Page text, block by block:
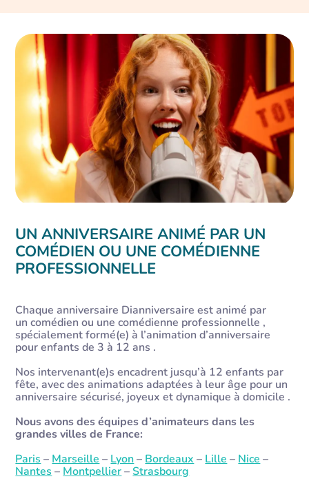
UN ANNIVERSAIRE ANIMÉ PAR UN
COMÉDIEN OU UNE COMÉDIENNE
PROFESSIONNELLE
Chaque anniversaire Dianniversaire est animé par
un comédien ou une comédienne professionnelle ,
spécialement formé(e) à l’animation d’anniversaire
pour enfants de 3 à 12 ans .
Nos intervenant(e)s encadrent jusqu’à 12 enfants par
fête, avec des animations adaptées à leur âge pour un
anniversaire sécurisé, joyeux et dynamique à domicile .
Nous avons des équipes d’animateurs dans les
grandes villes de France:
Paris – Marseille – Lyon– Bordeaux – Lille – Nice –
Nantes – Montpellier–Strasbourg